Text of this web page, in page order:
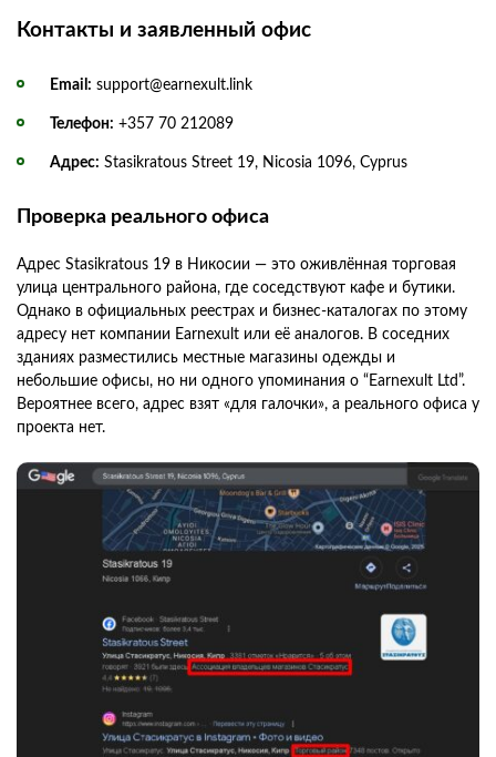
Контакты и заявленный офис
Email: support@earnexult.link
Телефон: +357 70 212089
Адрес: Stasikratous Street 19, Nicosia 1096, Cyprus
Проверка реального офиса
Адрес Stasikratous 19 в Никосии — это оживлённая торговая
улица центрального района, где соседствуют кафе и бутики.
Однако в официальных реестрах и бизнес-каталогах по этому
адресу нет компании Earnexult или её аналогов. В соседних
зданиях разместились местные магазины одежды и
небольшие офисы, но ни одного упоминания о “Earnexult Ltd”.
Вероятнее всего, адрес взят «для галочки», а реального офиса у
проекта нет.